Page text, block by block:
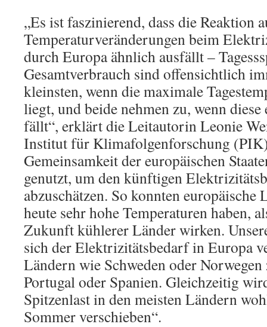
„Es ist faszinierend, dass die Reaktion
Temperaturveränderungen beim
durch Europa ähnlich ausfällt –
Gesamtverbrauch sind offensichtlich
kleinsten, wenn die maximale
liegt, und beide nehmen zu, wenn
fällt“, erklärt die Leitautorin Leonie
Institut für Klimafolgenforschung
Gemeinsamkeit der europäischen
genutzt, um den künftigen
abzuschätzen. So konnten europäische
heute sehr hohe Temperaturen haben,
Zukunft kühlerer Länder wirken.
sich der Elektrizitätsbedarf in Europa
Ländern wie Schweden oder
Portugal oder Spanien. Gleichzeitig
Spitzenlast in den meisten Ländern
Sommer verschieben“.